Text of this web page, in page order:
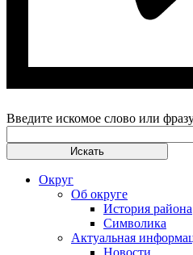
Введите искомое слово или
Округ
Об округе
История района
Символика
Актуальная
Новости